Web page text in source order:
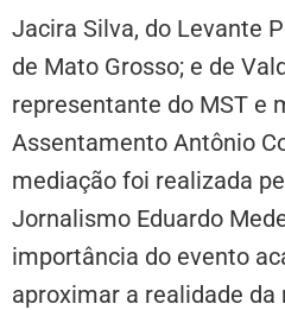
Jacira Silva, do Levante
de Mato Grosso; e de
representante do MST e
Assentamento Antônio
mediação foi realizada
Jornalismo Eduardo
importância do evento
aproximar a realidade